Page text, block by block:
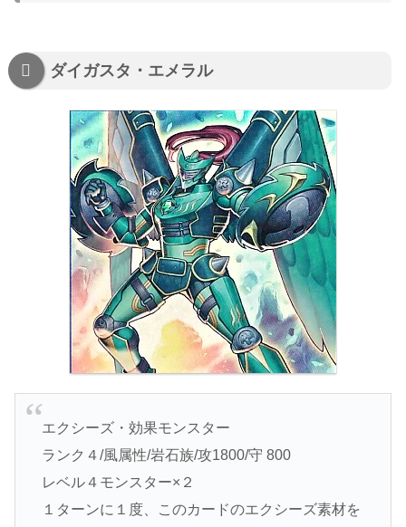
ダイガスタ・エメラル
エクシーズ・効果モンスター
ランク４/風属性/岩石族/攻1800/守 800
レベル４モンスター×２
１ターンに１度、このカードのエクシーズ素材を